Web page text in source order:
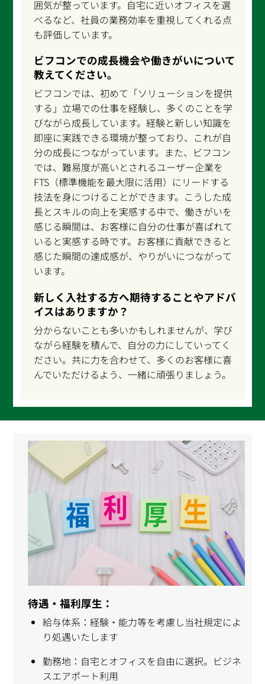
囲気が整っています。自宅に近いオフィスを選
べるなど、社員の業務効率を重視してくれる点
も評価しています。
ビフコンでの成長機会や働きがいについて
教えてください。
ビフコンでは、初めて「ソリューションを提供
する」立場での仕事を経験し、多くのことを学
びながら成長しています。経験と新しい知識を
即座に実践できる環境が整っており、これが自
分の成長につながっています。また、ビフコン
では、難易度が高いとされるユーザー企業を
FTS（標準機能を最大限に活用）にリードする
技法を身につけることができます。こうした成
長とスキルの向上を実感する中で、働きがいを
感じる瞬間は、お客様に自分の仕事が喜ばれて
いると実感する時です。お客様に貢献できると
感じた瞬間の達成感が、やりがいにつながって
います。
新しく入社する方へ期待することやアドバ
イスはありますか？
分からないことも多いかもしれませんが、学び
ながら経験を積んで、自分の力にしていってく
ださい。共に力を合わせて、多くのお客様に喜
んでいただけるよう、一緒に頑張りましょう。
待遇・福利厚生：
給与体系：経験・能力等を考慮し当社規定によ
り処遇いたします
勤務地：自宅とオフィスを自由に選択。ビジネ
スエアポート利用